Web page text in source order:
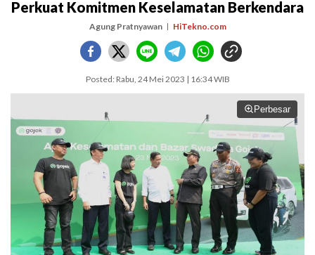
Perkuat Komitmen Keselamatan Berkendara
Agung Pratnyawan HiTekno.com
Posted: Rabu, 24 Mei 2023 | 16:34 WIB
Perbesar